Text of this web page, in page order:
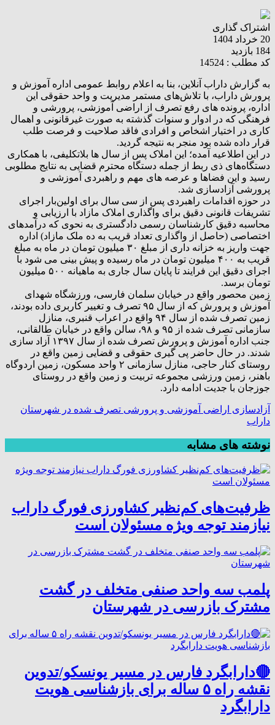
اشتراک گذاری
20 خرداد 1404
184 بازدید
کد مطلب : 14524
به گزارش داراب آنلاین، بنا به اعلام روابط عمومی اداره آموزش و
پرورش داراب، با تلاش‌های مستمر مدیریت و واحد حقوقی این
اداره، پرونده های رفع تصرف از اراضی آموزشی، پرورشی و
فرهنگی که در ادوار و سنوات گذشته به صورت غیرقانونی و اهمال
کاری در اختیار اشخاص و افرادی فاقد صلاحیت و فرصت طلب
قرار داده شده بود منجر به نتیجه گردید.
در این اطلاعیه آمده؛ این املاک پس از سال ها بلاتکلیفی، با همکاری
دستگاه‌های ذی‌ ربط از جمله دستگاه محترم قضایی به نتایج مطلوبی
رسید و این فضاها و عرصه های مهم و راهبردی آموزشی و
پرورشی آزادسازی شد.
در حوزه اقدامات راهبردی پس از سی سال برای اولین‌بار اجرای
تشریفات قانونی دقیق برای واگذاری املاک مازاد با ارزیابی و
محاسبه دقیق کارشناسان رسمی دادگستری به نحوی که درآمدهای
اختصاصی (حاصل از واگذاری تعداد قریب به ده ملک مازاد) اداره
جهت واریز به خزانه داری از مبلغ ۳٠ میلیون تومان در ماه به مبلغ
قریب به ۴٠٠ میلیون تومان در ماه رسیده و پیش بینی می شود با
اجرای دقیق این فرایند تا پایان سال جاری به ماهیانه ۵٠٠ میلیون
تومان برسد.
زمین محصور واقع در خیابان سلمان فارسی، ورزشگاه شهدای
آموزش و پرورش که از سال ۹۵ تصرف و تغییر کاربری داده بودند،
زمین تصرف شده از سال ۹۴ واقع در اعراب قنبری، منازل
سازمانی تصرف شده از ۹۵ و ۹۸، سالن واقع در خیابان طالقانی،
جنب اداره آموزش و پرورش تصرف شده از سال ۱۳۹۷ آزاد سازی
شدند. در حال حاضر پی گیری حقوقی و قضایی زمین واقع در
روستای کنار حاجی، منازل سازمانی ۲ واحد مسکون، زمین اردوگاه
باهنر، زمین ورزشی مجموعه تربیت و زمین واقع در روستای
جوزجان با جدیت ادامه دارد.
آزادسازی اراضی آموزشی و پرورشی تصرف شده در شهرستان
داراب
نوشته های مشابه
ظرفیت‌های کم‌نظیر کشاورزی فورگ داراب
نیازمند توجه ویژه مسئولان است
پلمب سه واحد صنفی متخلف در گشت
مشترک بازرسی در شهرستان
🔴دارابگرد فارس در مسیر یونسکو/تدوین
نقشه راه ۵ ساله برای بازشناسی هویت
دارابگرد